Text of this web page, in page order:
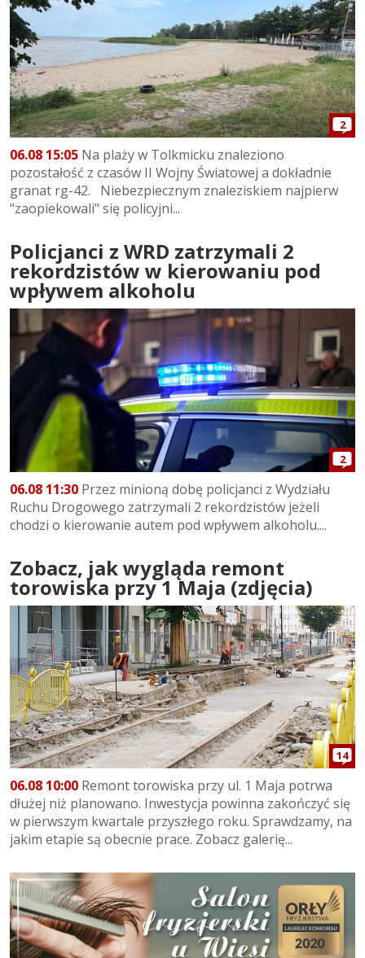
2
06.08 15:05 Na plaży w Tolkmicku znaleziono
pozostałość z czasów II Wojny Światowej a dokładnie
granat rg-42. Niebezpiecznym znaleziskiem najpierw
"zaopiekowali" się policyjni...
Policjanci z WRD zatrzymali 2
rekordzistów w kierowaniu pod
wpływem alkoholu
2
06.08 11:30 Przez minioną dobę policjanci z Wydziału
Ruchu Drogowego zatrzymali 2 rekordzistów jeżeli
chodzi o kierowanie autem pod wpływem alkoholu....
Zobacz, jak wygląda remont
torowiska przy 1 Maja (zdjęcia)
14
06.08 10:00 Remont torowiska przy ul. 1 Maja potrwa
dłużej niż planowano. Inwestycja powinna zakończyć się
w pierwszym kwartale przyszłego roku. Sprawdzamy, na
jakim etapie są obecnie prace. Zobacz galerię...